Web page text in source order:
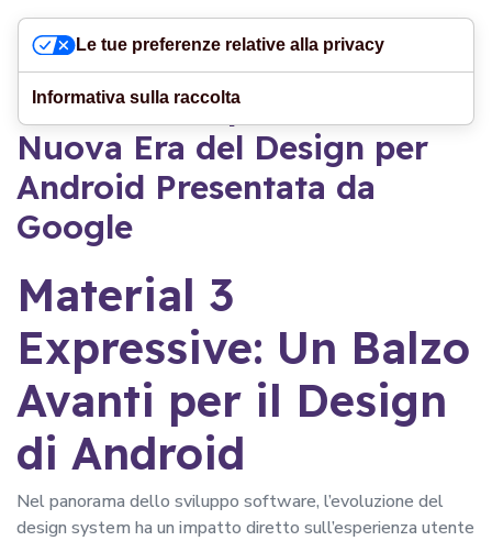
Material 3 Expressive: La
Nuova Era del Design per
Android Presentata da
Google
Material 3
Expressive: Un Balzo
Avanti per il Design
di Android
Nel panorama dello sviluppo software, l’evoluzione del
design system ha un impatto diretto sull’esperienza utente
Le tue preferenze relative alla privacy
Informativa sulla raccolta